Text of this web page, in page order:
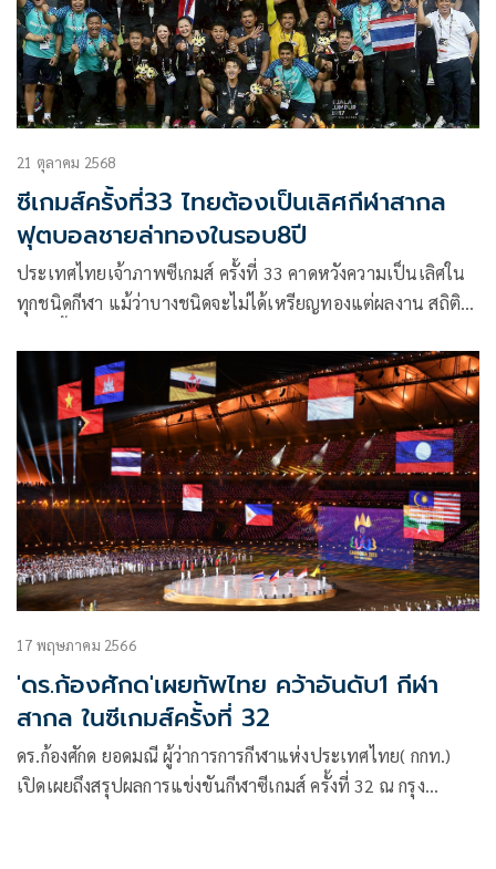
21 ตุลาคม 2568
ซีเกมส์ครั้งที่33 ไทยต้องเป็นเลิศกีฬาสากล
ฟุตบอลชายล่าทองในรอบ8ปี
ประเทศไทยเจ้าภาพซีเกมส์ ครั้งที่ 33 คาดหวังความเป็นเลิศใน
ทุกชนิดกีฬา แม้ว่าบางชนิดจะไม่ได้เหรียญทองแต่ผลงาน สถิติ
ศักด ยอดมณี ผู้ว่าการการกีฬาแห่งประเทศไทย (กกท.) คาดหวัง
ถึงเหรียญทอง เพราะเป็นเหรียญใหญ่ โดยครั้งนี้ “ช้างศึก” จะไล่
ล่าเหรียญทองแรกในรอบ 8 ปี
17 พฤษภาคม 2566
'ดร.ก้องศักด'เผยทัพไทย คว้าอันดับ1 กีฬา
สากล ในซีเกมส์ครั้งที่ 32
ดร.ก้องศักด ยอดมณี ผู้ว่าการการกีฬาแห่งประเทศไทย( กกท.)
เปิดเผยถึงสรุปผลการแข่งขันกีฬาซีเกมส์ ครั้งที่ 32 ณ กรุง